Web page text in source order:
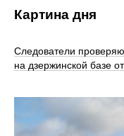
Картина дня
Следователи
на дзержинской базе